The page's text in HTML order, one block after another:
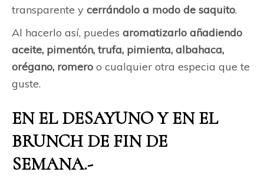
transparente y cerrándolo a modo de saquito.
Al hacerlo así, puedes aromatizarlo añadiendo
aceite, pimentón, trufa, pimienta, albahaca,
orégano, romero o cualquier otra especia que te
guste.
EN EL DESAYUNO Y EN EL
BRUNCH DE FIN DE
SEMANA.-